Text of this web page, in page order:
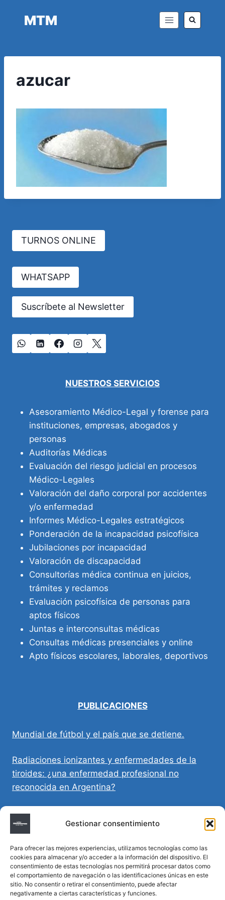
Gestionar consentimiento
Para ofrecer las mejores experiencias, utilizamos tecnologías como las
cookies para almacenar y/o acceder a la información del dispositivo. El
consentimiento de estas tecnologías nos permitirá procesar datos como
el comportamiento de navegación o las identificaciones únicas en este
sitio. No consentir o retirar el consentimiento, puede afectar
negativamente a ciertas características y funciones.
MTM
azucar
TURNOS ONLINE
WHATSAPP
Suscríbete al Newsletter
NUESTROS SERVICIOS
Asesoramiento Médico-Legal y forense para
instituciones, empresas, abogados y
personas
Auditorías Médicas
Evaluación del riesgo judicial en procesos
Médico-Legales
Valoración del daño corporal por accidentes
y/o enfermedad
Informes Médico-Legales estratégicos
Ponderación de la incapacidad psicofísica
Jubilaciones por incapacidad
Valoración de discapacidad
Consultorías médica continua en juicios,
trámites y reclamos
Evaluación psicofísica de personas para
aptos físicos
Juntas e interconsultas médicas
Consultas médicas presenciales y online
Apto físicos escolares, laborales, deportivos
PUBLICACIONES
Mundial de fútbol y el país que se detiene.
Radiaciones ionizantes y enfermedades de la
tiroides: ¿una enfermedad profesional no
reconocida en Argentina?
Directivas Médicas Anticipadas en Córdoba:
requisitos, registro y validez legal
Sumar vida a los años: decálogo para un
envejecimiento saludable
Determinación de la hora de muerte en